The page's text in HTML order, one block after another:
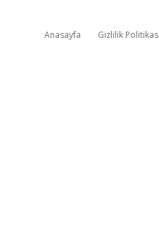
Anasayfa Gizlilik Politikası